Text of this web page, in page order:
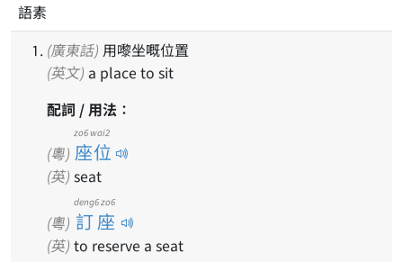
語素
(廣東話) 用嚟坐嘅位置
(英文) a place to sit
配詞 / 用法：
(粵) 座位
zo6 wai2
(英) seat
(粵) 訂座
deng6 zo6
(英) to reserve a seat